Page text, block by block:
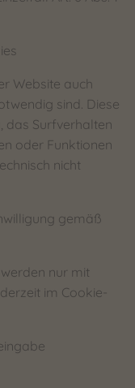
Website auch
sind. Diese
das Surfverhalten
oder Funktionen
nicht
gemäß
nur mit
im Cookie-